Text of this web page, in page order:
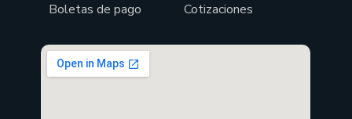
Boletas de pago
Cotizaciones